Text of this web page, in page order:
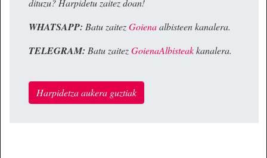
dituzu? Harpidetu zaitez doan!
WHATSAPP: Batu zaitezGoienaalbisteen kanalera.
TELEGRAM: Batu zaitezGoienaAlbisteakkanalera.
Harpidetza aukera guztiak